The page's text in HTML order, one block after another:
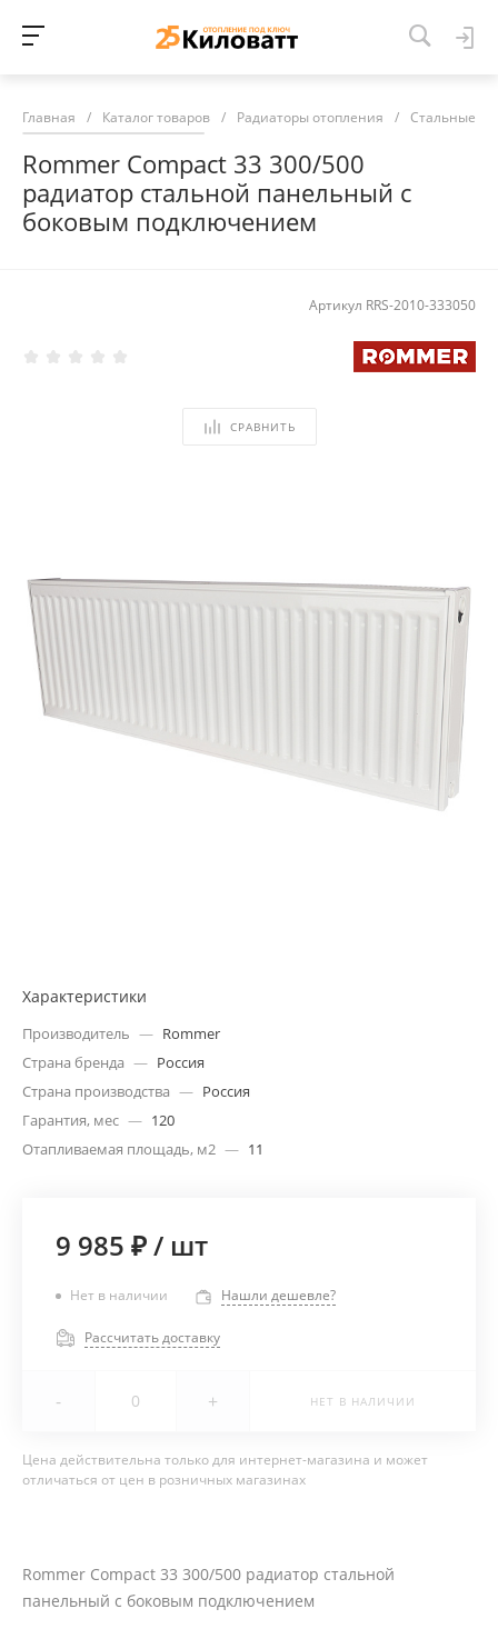
Главная / Каталог товаров / Радиаторы отопления / Стальные
Rommer Compact 33 300/500
радиатор стальной панельный с
боковым подключением
Артикул RRS-2010-333050
СРАВНИТЬ
Характеристики
Производитель — Rommer
Страна бренда — Россия
Страна производства — Россия
Гарантия, мес — 120
Отапливаемая площадь, м2 — 11
9 985 ₽/ шт
Нет в наличии Нашли дешевле?
Рассчитать доставку
- + НЕТ В НАЛИЧИИ
Цена действительна только для интернет-магазина и может
отличаться от цен в розничных магазинах
Rommer Compact 33 300/500 радиатор стальной
панельный с боковым подключением